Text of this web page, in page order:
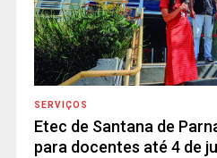
SERVIÇOS
Etec de Santana de
para docentes até 4 de